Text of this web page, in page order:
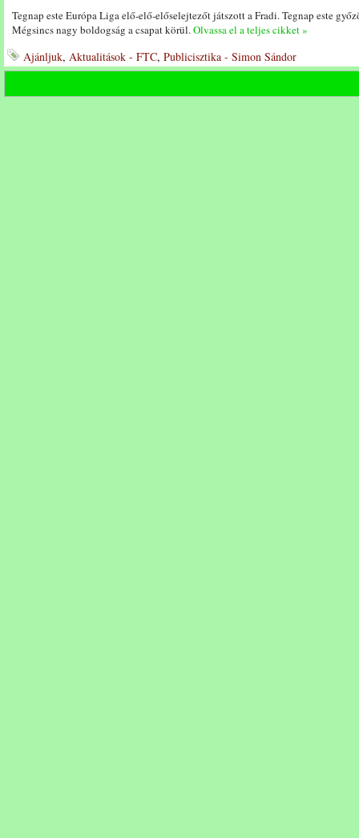
Tegnap este Európa Liga elő-elő-előselejtezőt játszott a Fradi. Tegnap este
Mégsincs nagy boldogság a csapat körül.Olvassa el a teljes cikket »
Ajánljuk, Aktualitások - FTC, Publicisztika - Simon Sándor